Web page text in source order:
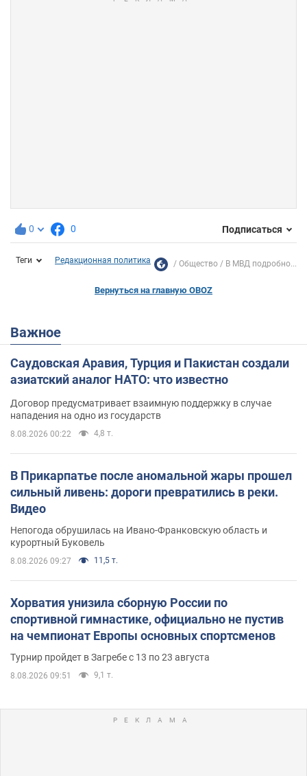
0 0 Подписаться
Теги Редакционная политика Общество В МВД подробно...
Вернуться на главную OBOZ
Важное
Саудовская Аравия, Турция и Пакистан создали
азиатский аналог НАТО: что известно
Договор предусматривает взаимную поддержку в случае
нападения на одно из государств
8.08.2026 00:22 4,8 т.
В Прикарпатье после аномальной жары прошел
сильный ливень: дороги превратились в реки.
Видео
Непогода обрушилась на Ивано-Франковскую область и
курортный Буковель
8.08.2026 09:27 11,5 т.
Хорватия унизила сборную России по
спортивной гимнастике, официально не пустив
на чемпионат Европы основных спортсменов
Турнир пройдет в Загребе с 13 по 23 августа
8.08.2026 09:51 9,1 т.